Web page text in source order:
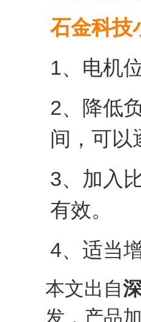
石金科技
1、电机
2、降低
间，可以
3、加入
有效。
4、适当
本文出自
发，产品